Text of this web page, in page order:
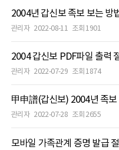
2004년 갑신보 족보 보는 방
관리자 2022-08-11 조회 1901
2004 갑신보 PDF파일 출력
관리자 2022-07-29 조회 1874
甲申譜(갑신보) 2004년 족보
관리자 2022-07-28 조회 2655
모바일 가족관계 증명 발급